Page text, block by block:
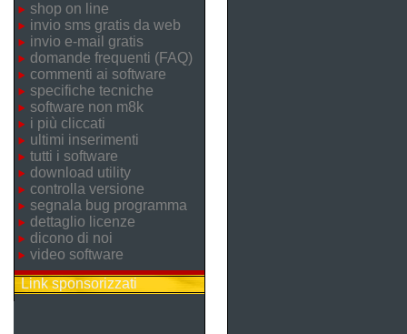
shop on line
invio sms gratis da web
invio e-mail gratis
domande frequenti (FAQ)
commenti ai software
specifiche tecniche
software non m8k
i più cliccati
ultimi inserimenti
tutti i software
download utility
controlla versione
segnala bug programma
dettaglio licenze
dicono di noi
video software
Link sponsorizzati